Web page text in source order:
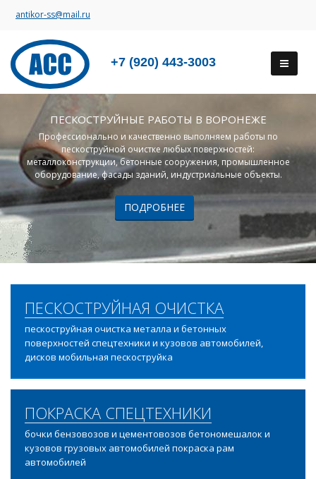
antikor-ss@mail.ru
+7 (920) 443-3003
ПЕСКОСТРУЙНЫЕ РАБОТЫ В ВОРОНЕЖЕ
Профессионально и качественно выполняем работы по
пескоструйной очистке любых поверхностей:
металлоконструкции, бетонные сооружения, промышленное
оборудование, фасады зданий, индустриальные объекты.
ПОДРОБНЕЕ
ПЕСКОСТРУЙНАЯ ОЧИСТКА
пескоструйная очистка металла и бетонных
поверхностей спецтехники и кузовов автомобилей,
дисков мобильная пескоструйка
ПОКРАСКА СПЕЦТЕХНИКИ
бочки бензовозов и цементовозов бетономешалок и
кузовов грузовых автомобилей покраска рам
автомобилей